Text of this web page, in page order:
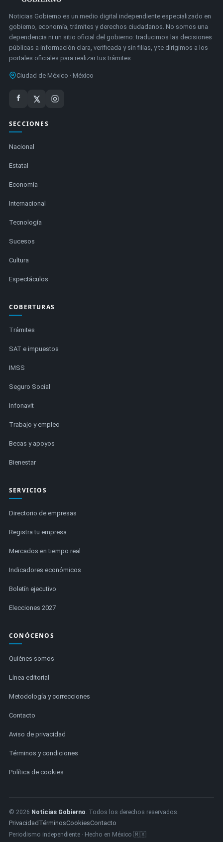
Noticias Gobierno es un medio digital independiente especializado en
gobierno, economía, trámites y derechos ciudadanos. No somos una
dependencia ni un sitio oficial del gobierno: traducimos las decisiones
públicas a información clara, verificada y sin filias, y te dirigimos a los
portales oficiales para realizar tus trámites.
Ciudad de México · México
SECCIONES
Nacional
Estatal
Economía
Internacional
Tecnología
Sucesos
Cultura
Espectáculos
COBERTURAS
Trámites
SAT e impuestos
IMSS
Seguro Social
Infonavit
Trabajo y empleo
Becas y apoyos
Bienestar
SERVICIOS
Directorio de empresas
Registra tu empresa
Mercados en tiempo real
Indicadores económicos
Boletín ejecutivo
Elecciones 2027
CONÓCENOS
Quiénes somos
Línea editorial
Metodología y correcciones
Contacto
Aviso de privacidad
Términos y condiciones
Política de cookies
© 2026 Noticias Gobierno. Todos los derechos reservados.
Privacidad TérminosCookiesContacto
Periodismo independiente · Hecho en México 🇲🇽